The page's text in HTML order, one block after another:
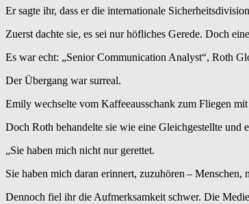
Er sagte ihr, dass er die internationale
Zuerst dachte sie, es sei nur höfliches Gerede. Doch
Es war echt: „Senior Communication Analyst“, Roth
Der Übergang war surreal.
Emily wechselte vom Kaffee­ausschank zum Fliegen
Doch Roth behandelte sie wie eine Gleichgestellte und
„Sie haben mich nicht nur gerettet.
Sie haben mich daran erinnert, zuzuhören –
Dennoch fiel ihr die Aufmerksamkeit schwer. Die